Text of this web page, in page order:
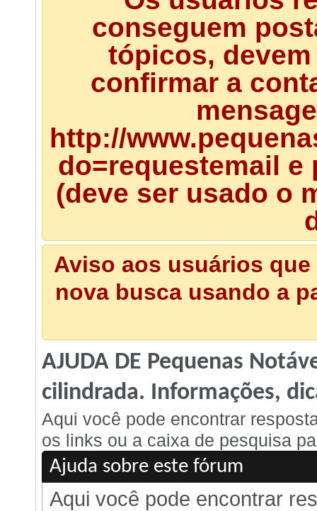
conseguem
tópicos,
confirmar a
http://
do=requestemail
(deve ser usado o
Aviso aos usuários
nova busca usando a
AJUDA DE Pequenas
cilindrada. Informações,
Aqui você pode encontrar
os links ou a caixa de pesquisa
Ajuda sobre este fórum
Aqui você pode encontrar